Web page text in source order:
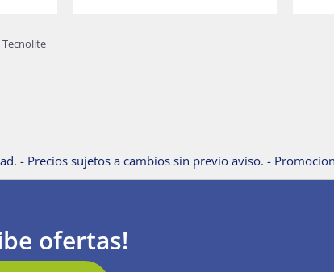
- Precios sujetos a cambios sin previo aviso. -
ofertas!